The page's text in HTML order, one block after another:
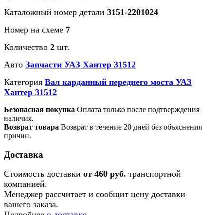
Каталожный номер детали 3151-2201024
Номер на схеме 7
Количество 2 шт.
Авто Запчасти УАЗ Хантер 31512
Категория Вал карданный переднего моста УАЗ
Хантер 31512
Безопасная покупка Оплата только после подтверждения
наличия.
Возврат товара Возврат в течение 20 дней без объяснения
причин.
Доставка
Стоимость доставки от 460 руб. транспортной
компанией.
Менеджер рассчитает и сообщит цену доставки
вашего заказа.